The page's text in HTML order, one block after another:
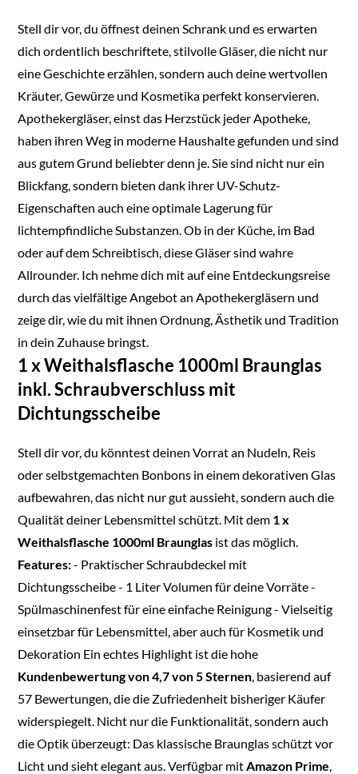
Stell dir vor, du öffnest deinen Schrank und es erwarten
dich ordentlich beschriftete, stilvolle Gläser, die nicht nur
eine Geschichte erzählen, sondern auch deine wertvollen
Kräuter, Gewürze und Kosmetika perfekt konservieren.
Apothekergläser, einst das Herzstück jeder Apotheke,
haben ihren Weg in moderne Haushalte gefunden und sind
aus gutem Grund beliebter denn je. Sie sind nicht nur ein
Blickfang, sondern bieten dank ihrer UV-Schutz-
Eigenschaften auch eine optimale Lagerung für
lichtempfindliche Substanzen. Ob in der Küche, im Bad
oder auf dem Schreibtisch, diese Gläser sind wahre
Allrounder. Ich nehme dich mit auf eine Entdeckungsreise
durch das vielfältige Angebot an Apothekergläsern und
zeige dir, wie du mit ihnen Ordnung, Ästhetik und Tradition
in dein Zuhause bringst.
1 x Weithalsflasche 1000ml Braunglas
inkl. Schraubverschluss mit
Dichtungsscheibe
Stell dir vor, du könntest deinen Vorrat an Nudeln, Reis
oder selbstgemachten Bonbons in einem dekorativen Glas
aufbewahren, das nicht nur gut aussieht, sondern auch die
Qualität deiner Lebensmittel schützt. Mit dem 1 x
Weithalsflasche 1000ml Braunglas ist das möglich.
Features:- Praktischer Schraubdeckel mit
Dichtungsscheibe - 1 Liter Volumen für deine Vorräte -
Spülmaschinenfest für eine einfache Reinigung - Vielseitig
einsetzbar für Lebensmittel, aber auch für Kosmetik und
Dekoration Ein echtes Highlight ist die hohe
Kundenbewertung von 4,7 von 5 Sternen, basierend auf
57 Bewertungen, die die Zufriedenheit bisheriger Käufer
widerspiegelt. Nicht nur die Funktionalität, sondern auch
die Optik überzeugt: Das klassische Braunglas schützt vor
Licht und sieht elegant aus. Verfügbar mitAmazon Prime,